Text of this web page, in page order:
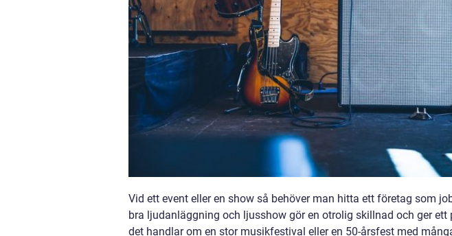
Vid ett event eller en show så behöver man hitta ett företag som
bra ljudanläggning och ljusshow gör en otrolig skillnad och ger
det handlar om en stor musikfestival eller en 50-årsfest med